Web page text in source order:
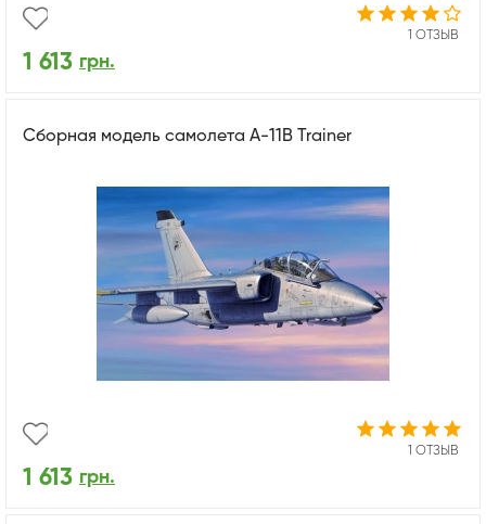
1 ОТЗЫВ
1 613 грн.
Сборная модель самолета A-11B Trainer
1 ОТЗЫВ
1 613 грн.